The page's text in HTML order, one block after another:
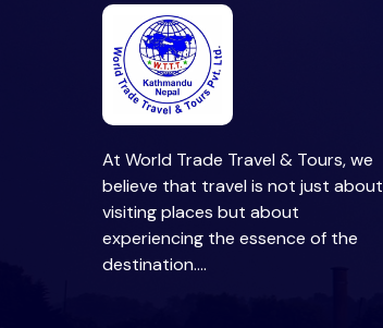
At World Trade Travel & Tours, we
believe that travel is not just about
visiting places but about
experiencing the essence of the
destination.…